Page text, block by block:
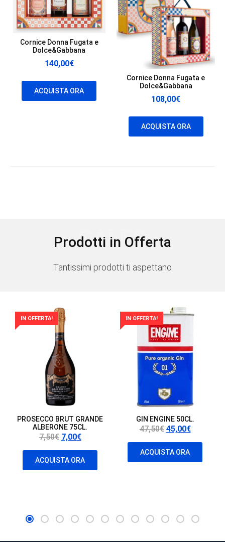
Cornice Donna Fugata e
Dolce&Gabbana
140,00€
ACQUISTA ORA
Cornice Donna Fugata e
Dolce&Gabbana
108,00€
ACQUISTA ORA
Prodotti in Offerta
SALES
Tantissimi prodotti ti aspettano
IN OFFERTA!
PROSECCO BRUT GRANDE
ALBERONE 75CL.
7,50€ Il
prezzo
originale
era:
7,00€Il
prezzo
attuale
è:
ACQUISTA ORA
IN OFFERTA!
GIN ENGINE 50CL.
47,50€ Il
prezzo
originale
era:
45,00€Il
prezzo
è:
ACQUISTA ORA